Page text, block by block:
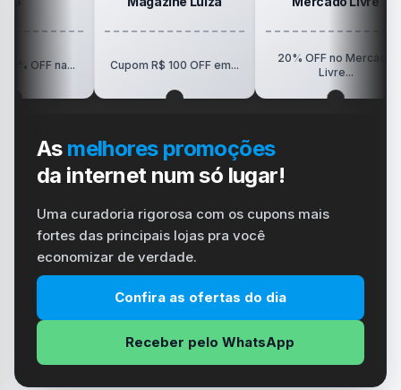
na... Cupom R$ 100 OFF em...
20% OFF no Mercado
As melhores promoções
da internet num só lugar!
Uma curadoria rigorosa com os cupons mais
fortes das principais lojas pra você
economizar de verdade.
Confira as ofertas do dia
Receber pelo WhatsApp